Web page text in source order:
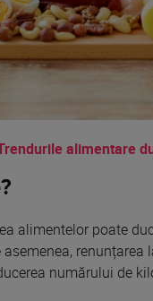
alimentare
alimentelor poate
renunțarea
numărului de